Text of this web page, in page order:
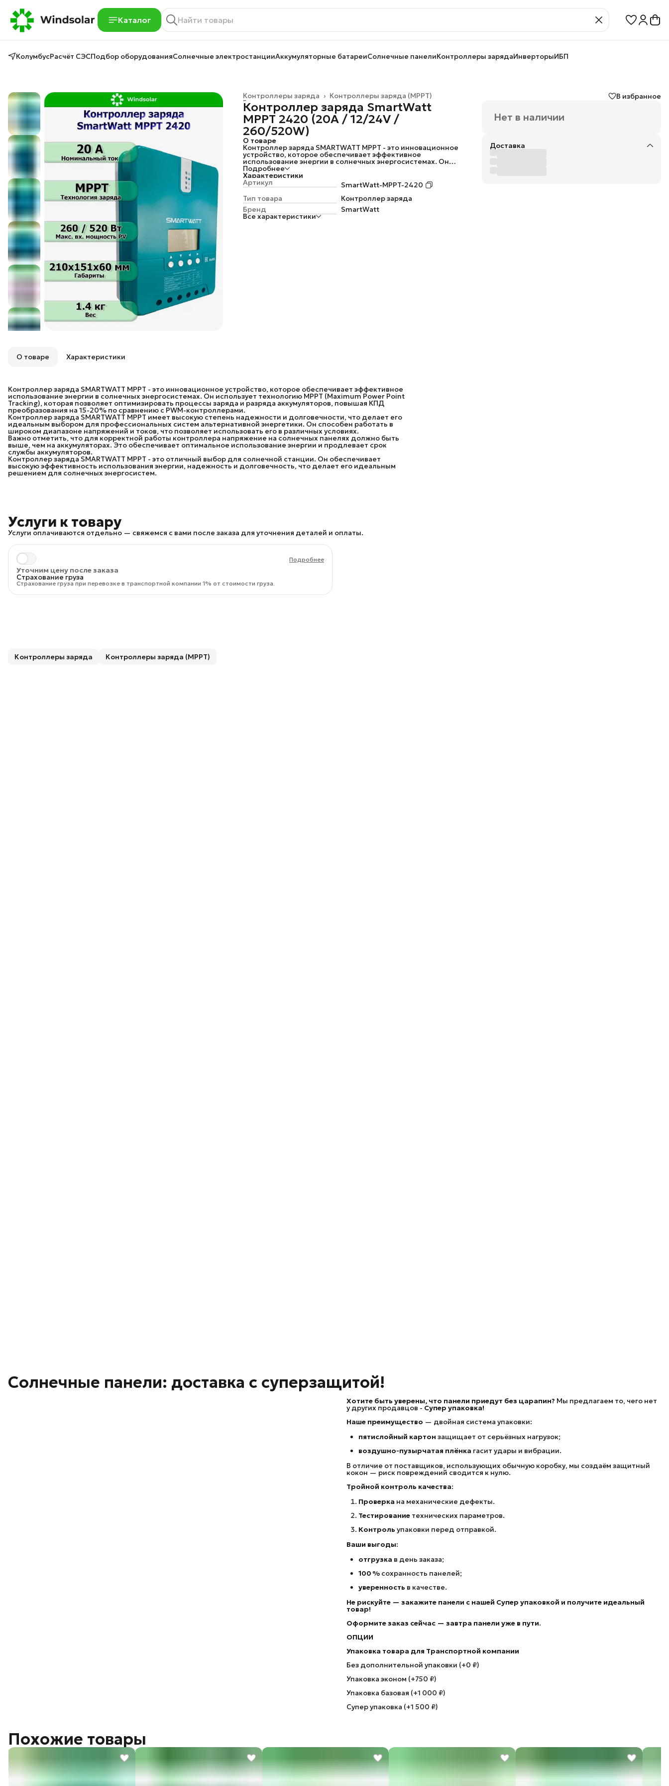
Каталог
КолумбусРасчёт СЭСПодбор оборудованияСолнечные электростанцииАккумуляторные батареиСолнечные панелиКонтроллеры зарядаИнверторыИБП
Контроллеры заряда (MPPT)
Контроллеры заряда ›
Главная
Контроллер заряда SmartWatt
MPPT 2420 (20A / 12/24V /
260/520W)
О товаре
Контроллер заряда SMARTWATT MPPT - это инновационное
устройство, которое обеспечивает эффективное
использование энергии в солнечных энергосистемах. Он
использует технологию MPPT (Maximum Power Point
Tracking), которая позволяет оптимизировать процессы
заряда и разряда аккумуляторов, повышая КПД
преобразования на 15-20% по сравнению с PWM-
контроллерами.
Контроллер заряда SMARTWATT MPPT имеет высокую
степень надежности и долговечности, что делает его
идеальным выбором для профессиональных систем
Подробнее
Характеристики
Артикул
SmartWatt-MPPT-2420
Тип товара
Контроллер заряда
Бренд
SmartWatt
Все характеристики
В избранное
Нет в наличии
Доставка
О товаре Характеристики
Контроллер заряда SMARTWATT MPPT - это инновационное устройство, которое обеспечивает эффективное
использование энергии в солнечных энергосистемах. Он использует технологию MPPT (Maximum Power Point
Tracking), которая позволяет оптимизировать процессы заряда и разряда аккумуляторов, повышая КПД
преобразования на 15-20% по сравнению с PWM-контроллерами.
Контроллер заряда SMARTWATT MPPT имеет высокую степень надежности и долговечности, что делает его
идеальным выбором для профессиональных систем альтернативной энергетики. Он способен работать в
широком диапазоне напряжений и токов, что позволяет использовать его в различных условиях.
Важно отметить, что для корректной работы контроллера напряжение на солнечных панелях должно быть
выше, чем на аккумуляторах. Это обеспечивает оптимальное использование энергии и продлевает срок
службы аккумуляторов.
Контроллер заряда SMARTWATT MPPT - это отличный выбор для солнечной станции. Он обеспечивает
высокую эффективность использования энергии, надежность и долговечность, что делает его идеальным
решением для солнечных энергосистем.
Услуги к товару
Услуги оплачиваются отдельно — свяжемся с вами после заказа для уточнения деталей и оплаты.
Подробнее
Уточним цену после заказа
Страхование груза
Страхование груза при перевозке в транспортной компании 1% от стоимости груза.
Контроллеры заряда Контроллеры заряда (MPPT)
Солнечные панели: доставка с суперзащитой!
Хотите быть уверены, что панели приедут без царапин? Мы предлагаем то, чего нет
у других продавцов - Супер упаковка!
Наше преимущество — двойная система упаковки:
пятислойный картон защищает от серьёзных нагрузок;
воздушно‑пузырчатая плёнка гасит удары и вибрации.
В отличие от поставщиков, использующих обычную коробку, мы создаём защитный
кокон — риск повреждений сводится к нулю.
Тройной контроль качества:
Проверка на механические дефекты.
Тестирование технических параметров.
Контроль упаковки перед отправкой.
Ваши выгоды:
отгрузка в день заказа;
100 % сохранность панелей;
уверенность в качестве.
Не рискуйте — закажите панели с нашей Супер упаковкой и получите идеальный
товар!
Оформите заказ сейчас — завтра панели уже в пути.
ОПЦИИ
Упаковка товара для Транспортной компании
Без дополнительной упаковки (+0 ₽)
Упаковка эконом (+750 ₽)
Упаковка базовая (+1 000 ₽)
Супер упаковка (+1 500 ₽)
Похожие товары